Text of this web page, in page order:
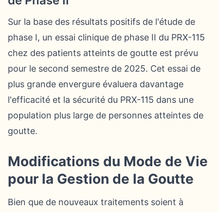
Sur la base des résultats positifs de l'étude de
phase I, un essai clinique de phase II du PRX-115
chez des patients atteints de goutte est prévu
pour le second semestre de 2025. Cet essai de
plus grande envergure évaluera davantage
l'efficacité et la sécurité du PRX-115 dans une
population plus large de personnes atteintes de
goutte.
Modifications du Mode de Vie
pour la Gestion de la Goutte
Bien que de nouveaux traitements soient à